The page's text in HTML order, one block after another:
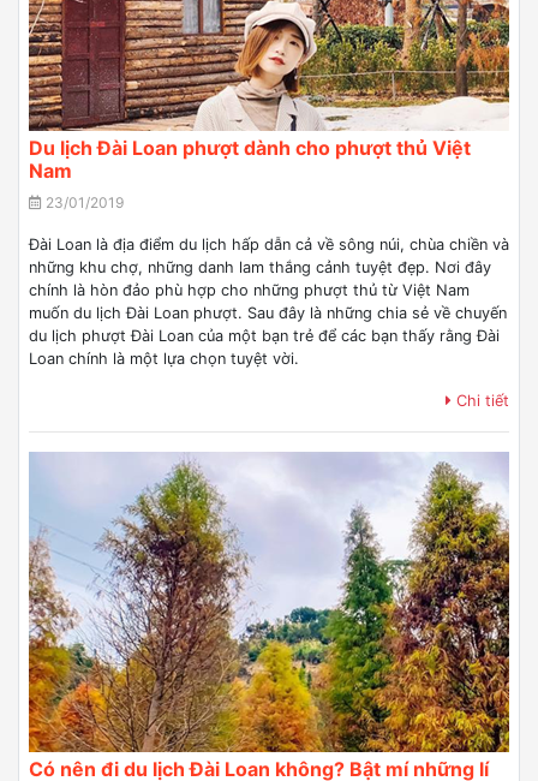
Du lịch Đài Loan phượt dành cho phượt thủ Việt
Nam
23/01/2019
Đài Loan là địa điểm du lịch hấp dẫn cả về sông núi, chùa chiền và
những khu chợ, những danh lam thắng cảnh tuyệt đẹp. Nơi đây
chính là hòn đảo phù hợp cho những phượt thủ từ Việt Nam
muốn du lịch Đài Loan phượt. Sau đây là những chia sẻ về chuyến
du lịch phượt Đài Loan của một bạn trẻ để các bạn thấy rằng Đài
Loan chính là một lựa chọn tuyệt vời.
Chi tiết
Có nên đi du lịch Đài Loan không? Bật mí những lí